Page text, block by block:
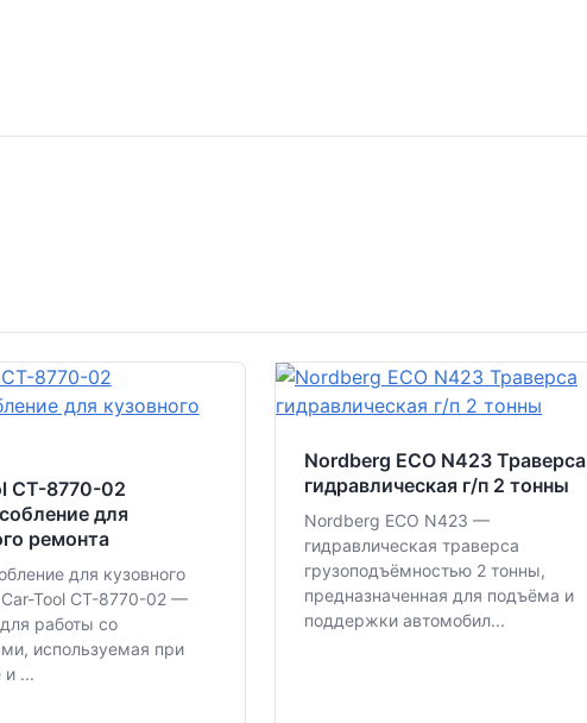
CT-8770-02
для
ремонта
для кузовного
Tool CT-8770-02 —
работы со
используемая при
...
Nordberg ECO N423 Траверса
гидравлическая г/п 2 тонны
Nordberg ECO N423 —
гидравлическая траверса
грузоподъёмностью 2 тонны,
предназначенная для подъёма и
поддержки автомобил...